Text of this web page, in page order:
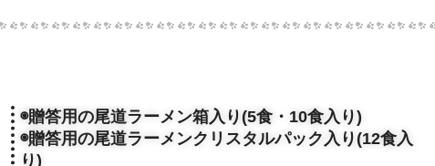
◉贈答用の尾道ラーメン箱入り(5食・10食入り)
◉贈答用の尾道ラーメンクリスタルパック入り(12食入
り)